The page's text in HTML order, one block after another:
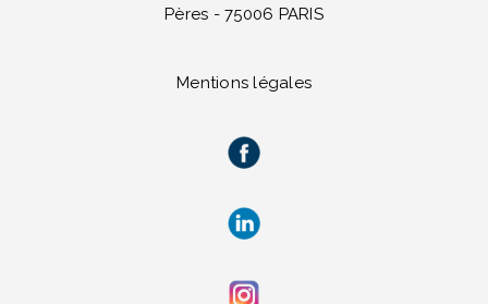
Pères - 75006 PARIS
Mentions légales